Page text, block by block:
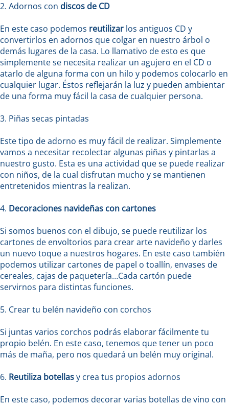
2. Adornos con discos de CD
En este caso podemos reutilizar los antiguos CD y
convertirlos en adornos que colgar en nuestro árbol o
demás lugares de la casa. Lo llamativo de esto es que
simplemente se necesita realizar un agujero en el CD o
atarlo de alguna forma con un hilo y podemos colocarlo en
cualquier lugar. Éstos reflejarán la luz y pueden ambientar
de una forma muy fácil la casa de cualquier persona.
3. Piñas secas pintadas
Este tipo de adorno es muy fácil de realizar. Simplemente
vamos a necesitar recolectar algunas piñas y pintarlas a
nuestro gusto. Esta es una actividad que se puede realizar
con niños, de la cual disfrutan mucho y se mantienen
entretenidos mientras la realizan.
4. Decoraciones navideñas con cartones
Si somos buenos con el dibujo, se puede reutilizar los
cartones de envoltorios para crear arte navideño y darles
un nuevo toque a nuestros hogares. En este caso también
podemos utilizar cartones de papel o toallín, envases de
cereales, cajas de paquetería…Cada cartón puede
servirnos para distintas funciones.
5. Crear tu belén navideño con corchos
Si juntas varios corchos podrás elaborar fácilmente tu
propio belén. En este caso, tenemos que tener un poco
más de maña, pero nos quedará un belén muy original.
6. Reutiliza botellasy crea tus propios adornos
En este caso, podemos decorar varias botellas de vino con